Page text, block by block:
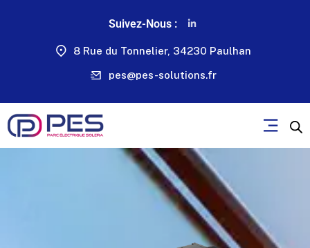
Suivez-Nous :
8 Rue du Tonnelier, 34230 Paulhan
pes@pes-solutions.fr